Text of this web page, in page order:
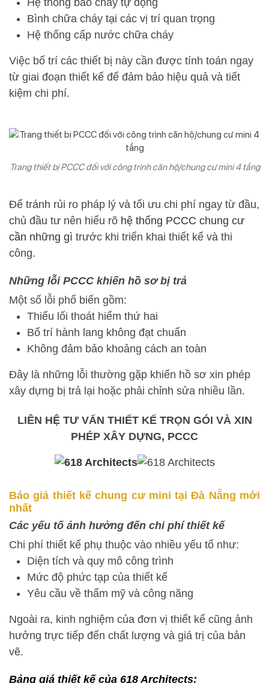
Bình chữa cháy tại các vị trí quan trọng
Hệ thống cấp nước chữa cháy
Việc bố trí các thiết bị này cần được tính toán ngay
từ giai đoạn thiết kế để đảm bảo hiệu quả và tiết
kiệm chi phí.
Trang thiết bị PCCC đối với công trình căn hộ/chung cư mini 4 tầng
Để tránh rủi ro pháp lý và tối ưu chi phí ngay từ đầu,
chủ đầu tư nên hiểu rõ hệ thống PCCC chung cư
cần những gì trước khi triển khai thiết kế và thi
công.
Những lỗi PCCC khiến hồ sơ bị trả
Một số lỗi phổ biến gồm:
Thiếu lối thoát hiểm thứ hai
Bố trí hành lang không đạt chuẩn
Không đảm bảo khoảng cách an toàn
Đây là những lỗi thường gặp khiến hồ sơ xin phép
xây dựng bị trả lại hoặc phải chỉnh sửa nhiều lần.
LIÊN HỆ TƯ VẤN THIẾT KẾ TRỌN GÓI VÀ XIN
PHÉP XÂY DỰNG, PCCC
Báo giá thiết kế chung cư mini tại Đà Nẵng mới
nhất
Các yếu tố ảnh hưởng đến chi phí thiết kế
Chi phí thiết kế phụ thuộc vào nhiều yếu tố như:
Diện tích và quy mô công trình
Mức độ phức tạp của thiết kế
Yêu cầu về thẩm mỹ và công năng
Ngoài ra, kinh nghiệm của đơn vị thiết kế cũng ảnh
hưởng trực tiếp đến chất lượng và giá trị của bản
vẽ.
Bảng giá thiết kế của 618 Architects: